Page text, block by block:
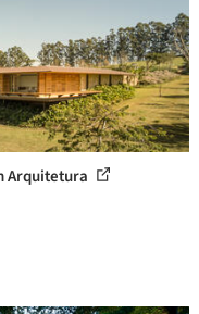
Arquitetura